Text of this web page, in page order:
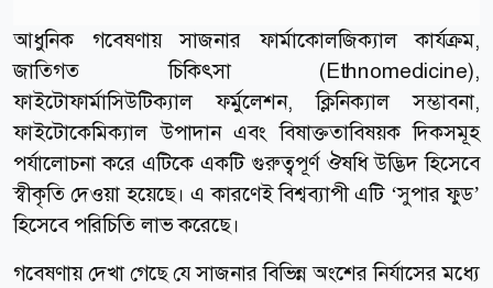
আধুনিক গবেষণায় সাজনার ফার্মাকোলজিক্যাল কার্যক্রম,
জাতিগত চিকিৎসা (Ethnomedicine),
ফাইটোফার্মাসিউটিক্যাল ফর্মুলেশন, ক্লিনিক্যাল সম্ভাবনা,
ফাইটোকেমিক্যাল উপাদান এবং বিষাক্ততাবিষয়ক দিকসমূহ
পর্যালোচনা করে এটিকে একটি গুরুত্বপূর্ণ ঔষধি উদ্ভিদ হিসেবে
স্বীকৃতি দেওয়া হয়েছে। এ কারণেই বিশ্বব্যাপী এটি ‘সুপার ফুড’
হিসেবে পরিচিতি লাভ করেছে।
গবেষণায় দেখা গেছে যে সাজনার বিভিন্ন অংশের নির্যাসের মধ্যে